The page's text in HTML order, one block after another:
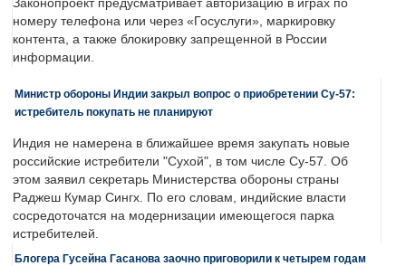
Законопроект предусматривает авторизацию в играх по
номеру телефона или через «Госуслуги», маркировку
контента, а также блокировку запрещенной в России
информации.
Министр обороны Индии закрыл вопрос о приобретении Су-57:
истребитель покупать не планируют
Индия не намерена в ближайшее время закупать новые
российские истребители "Сухой", в том числе Су-57. Об
этом заявил секретарь Министерства обороны страны
Раджеш Кумар Сингх. По его словам, индийские власти
сосредоточатся на модернизации имеющегося парка
истребителей.
Блогера Гусейна Гасанова заочно приговорили к четырем годам